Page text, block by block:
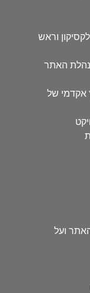
וראש
האתר
אקדמי של
ועל